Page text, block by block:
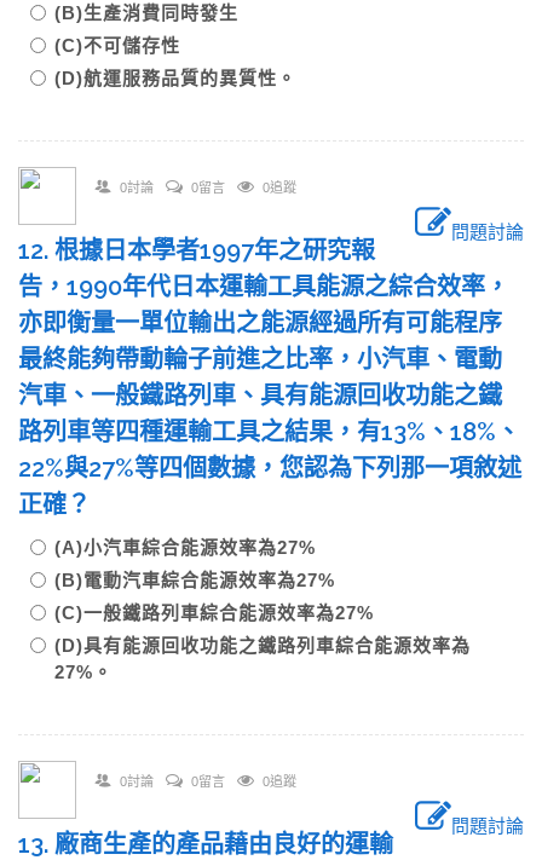
(B)生產消費同時發生
(C)不可儲存性
(D)航運服務品質的異質性。
0討論 0留言 0追蹤
問題討論
12. 根據日本學者1997年之研究報
告，1990年代日本運輸工具能源之綜合效率，
亦即衡量一單位輸出之能源經過所有可能程序
最終能夠帶動輪子前進之比率，小汽車、電動
汽車、一般鐵路列車、具有能源回收功能之鐵
路列車等四種運輸工具之結果，有13%、18%、
22%與27%等四個數據，您認為下列那一項敘述
正確？
(A)小汽車綜合能源效率為27%
(B)電動汽車綜合能源效率為27%
(C)一般鐵路列車綜合能源效率為27%
(D)具有能源回收功能之鐵路列車綜合能源效率為
27%。
0討論 0留言 0追蹤
問題討論
13. 廠商生產的產品藉由良好的運輸